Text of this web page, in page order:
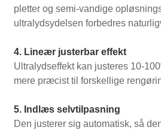
pletter og semi-vandige
ultralydsydelsen forbedres
4. Lineær justerbar effekt
Ultralydseffekt kan justeres 10-
mere præcist til forskellige
5. Indlæs selvtilpasning
Den justerer sig automatisk, så